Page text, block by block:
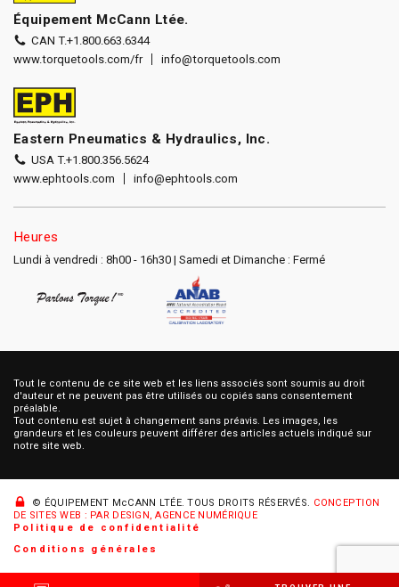
Équipement McCann Ltée.
CAN T.+1.800.663.6344
www.torquetools.com/fr
info@torquetools.com
Eastern Pneumatics & Hydraulics, Inc.
USA T.+1.800.356.5624
www.ephtools.com
info@ephtools.com
Heures
Lundi à vendredi : 8h00 - 16h30 | Samedi et Dimanche : Fermé
Tout le contenu de ce site web et les liens associés sont soumis au droit
d'auteur et ne peuvent pas être utilisés ou copiés sans consentement
préalable.
Tout contenu est sujet à changement sans préavis. Les images, les
grandeurs et les couleurs peuvent différer des articles actuels indiqué sur
notre site web.
© ÉQUIPEMENT McCANN LTÉE.TOUS DROITS RÉSERVÉS. CONCEPTION
DE SITES WEB : PAR DESIGN, AGENCE NUMÉRIQUE
Politique de confidentialité
Conditions générales